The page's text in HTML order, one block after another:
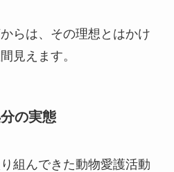
らは、その理想とはかけ
見えます。
の実態
組んできた動物愛護活動